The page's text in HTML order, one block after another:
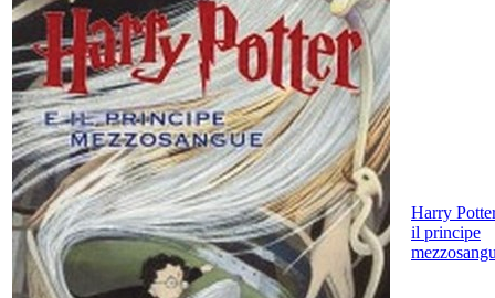
Harry
il principe